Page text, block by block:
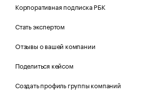
Корпоративная подписка РБК
Стать экспертом
Отзывы о вашей компании
Поделиться кейсом
Создать профиль группы компаний